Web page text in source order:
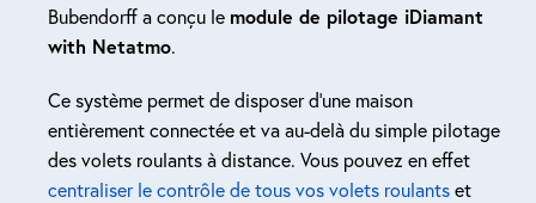
Bubendorff a conçu le module de pilotage iDiamant
with Netatmo.
Ce système permet de disposer d’une maison
entièrement connectée et va au-delà du simple pilotage
des volets roulants à distance. Vous pouvez en effet
centraliser le contrôle de tous vos volets roulantset